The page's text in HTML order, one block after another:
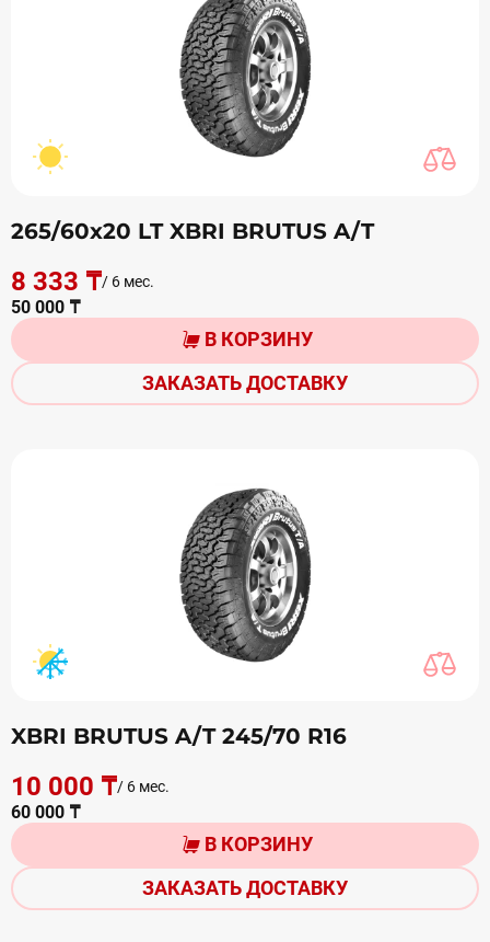
265/60х20 LT XBRI BRUTUS A/T
8 333 ₸/ 6 мес.
50 000 ₸
В КОРЗИНУ
ЗАКАЗАТЬ ДОСТАВКУ
XBRI BRUTUS A/T 245/70 R16
10 000 ₸/ 6 мес.
60 000 ₸
В КОРЗИНУ
ЗАКАЗАТЬ ДОСТАВКУ